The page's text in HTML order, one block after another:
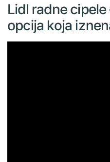
Lidl radne
opcija koja